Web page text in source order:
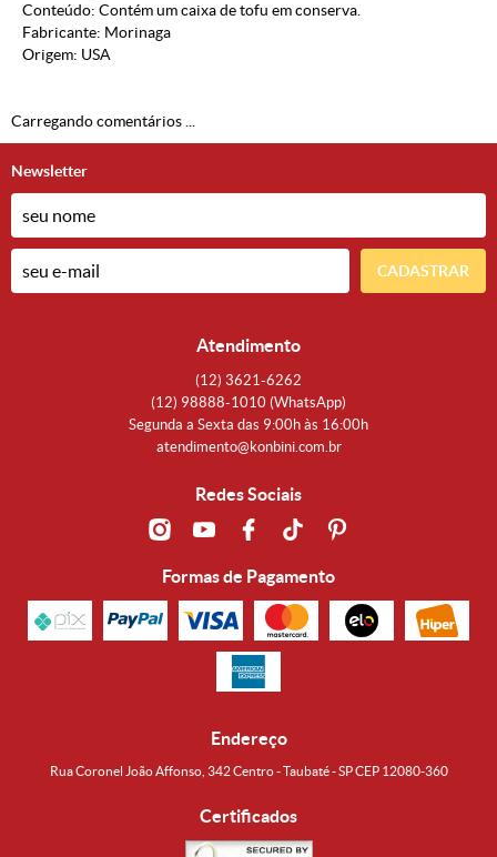
Conteúdo: Contém um caixa de tofu em conserva.
Fabricante: Morinaga
Origem: USA
Carregando comentários ...
Newsletter
CADASTRAR
Atendimento
(12) 3621-6262
(12) 98888-1010 (WhatsApp)
Segunda a Sexta das 9:00h às 16:00h
atendimento@konbini.com.br
Redes Sociais
Formas de Pagamento
Endereço
Rua Coronel João Affonso, 342 Centro - Taubaté - SP CEP 12080-360
Certificados